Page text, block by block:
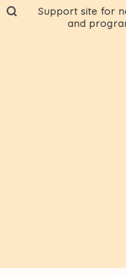
Support site for
and